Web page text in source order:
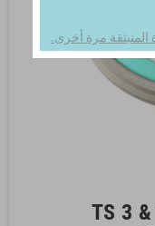
TS 3
المنبثقة مرة أخرى.